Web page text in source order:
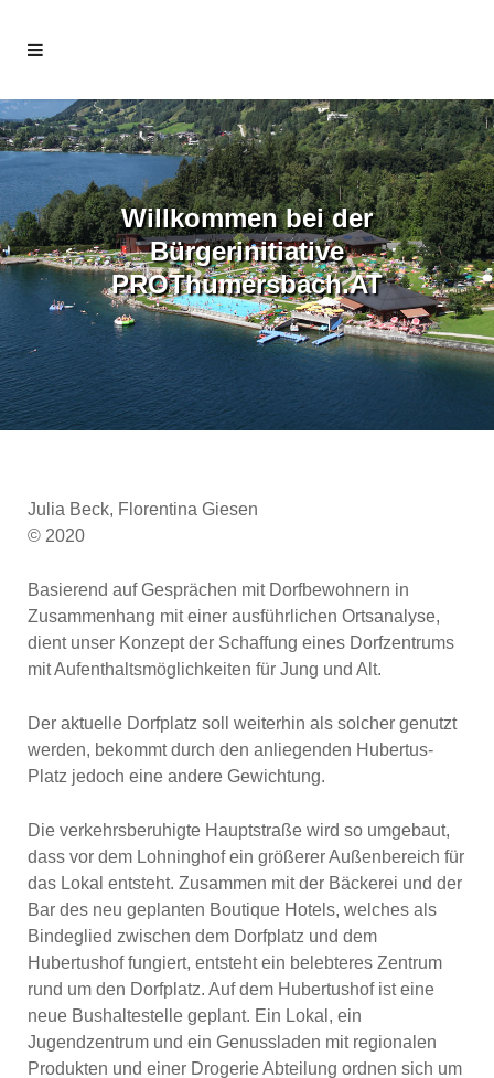
Willkommen bei der
Bürgerinitiative
PROThumersbach.AT
Julia Beck, Florentina Giesen
© 2020
Basierend auf Gesprächen mit Dorfbewohnern in
Zusammenhang mit einer ausführlichen Ortsanalyse,
dient unser Konzept der Schaff­ung eines Dorfzentrums
mit Aufenthaltsmöglichkeiten für Jung und Alt.
Der aktuelle Dorfplatz soll weiterhin als solcher genutzt
werden, bekommt durch den anliegenden Hubertus-
Platz jedoch eine andere Gewichtung.
Die verkehrsberuhigte Hauptstraße wird so umgebaut,
dass vor dem Lohninghof ein größerer Außenbereich für
das Lokal entsteht. Zusammen mit der Bäckerei und der
Bar des neu geplanten Boutique Hotels, welches als
Bindeglied zwischen dem Dorfplatz und dem
Hubertushof fungiert, entsteht ein belebteres Zentrum
rund um den Dorfplatz. Auf dem Hubertushof ist eine
neue Bushaltestelle geplant. Ein Lokal, ein
Jugendzentrum und ein Genussladen mit regionalen
Produkten und einer Drogerie Abteilung ordnen sich um